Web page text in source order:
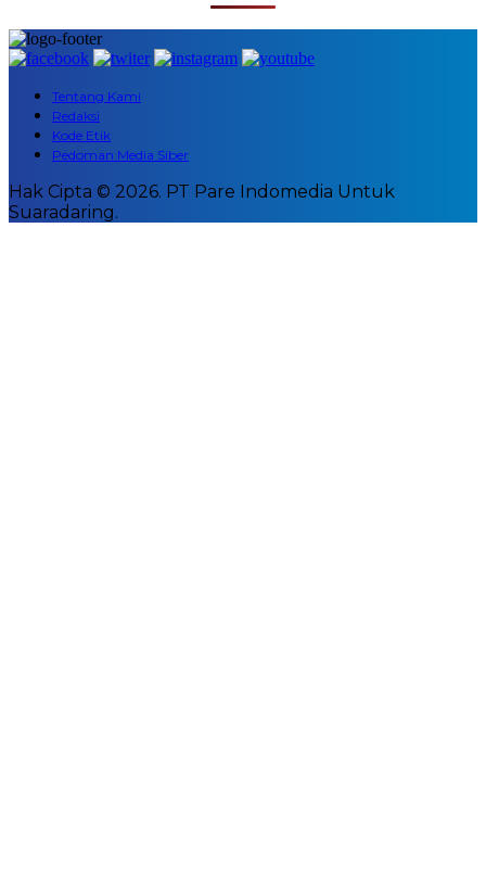
Tentang Kami
Redaksi
Kode Etik
Pedoman Media Siber
Hak Cipta © 2026. PT Pare Indomedia Untuk
Suaradaring.